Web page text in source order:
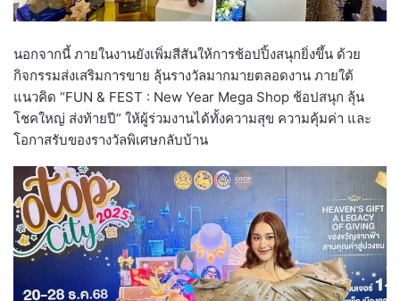
นอกจากนี้ ภายในงานยังเพิ่มสีสันให้การช้อปปิ้งสนุกยิ่งขึ้น ด้วย
กิจกรรมส่งเสริมการขาย ลุ้นรางวัลมากมายตลอดงาน ภายใต้
แนวคิด “FUN & FEST : New Year Mega Shop ช้อปสนุก ลุ้น
โชคใหญ่ ส่งท้ายปี” ให้ผู้ร่วมงานได้ทั้งความสุข ความคุ้มค่า และ
โอกาสรับของรางวัลพิเศษกลับบ้าน